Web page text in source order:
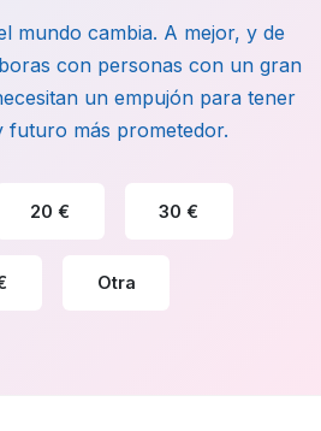
mundo cambia. A mejor, y de
con personas con un gran
un empujón para tener
futuro más prometedor.
20 € 30 €
Otra